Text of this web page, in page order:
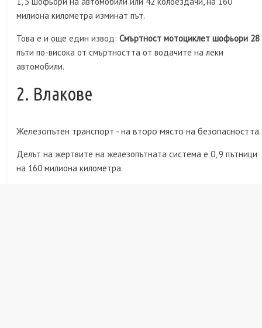
милиона километра изминат път.
Това е и още един извод:Смъртност мотоциклет шофьори 28
пъти по-висока от смъртността от водачите на леки
автомобили.
2. Влакове
Железопътен транспорт - на второ място на безопасността.
Делът на жертвите на железопътната система е 0, 9 пътници
на 160 милиона километра.